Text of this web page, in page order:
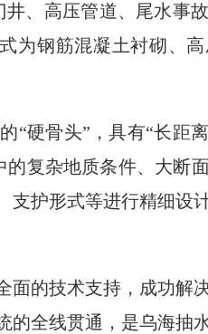
、高压管道、尾水事
为钢筋混凝土衬砌、
“硬骨头”，具有“长距
复杂地质条件、大断
护形式等进行精细设
的技术支持，成功解
全线贯通，是乌海抽